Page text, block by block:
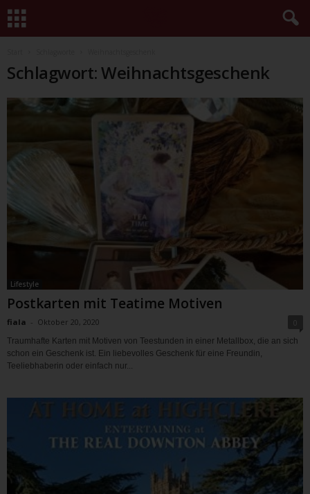
Schlagwort: Weihnachtsgeschenk
Lifestyle
Postkarten mit Teatime Motiven
fiala - Oktober 20, 2020
Traumhafte Karten mit Motiven von Teestunden in einer Metallbox, die an sich
schon ein Geschenk ist. Ein liebevolles Geschenk für eine Freundin,
Teeliebhaberin oder einfach nur...